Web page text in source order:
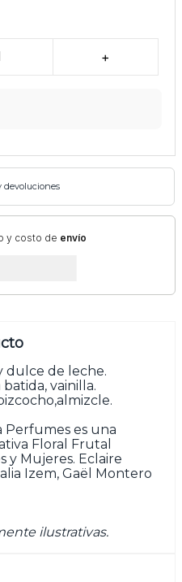
+
y costo de envío
dulce de leche.
batida, vainilla.
Perfumes es una
Floral Frutal
y Mujeres. Eclaire
Izem, Gaël Montero
ilustrativas.